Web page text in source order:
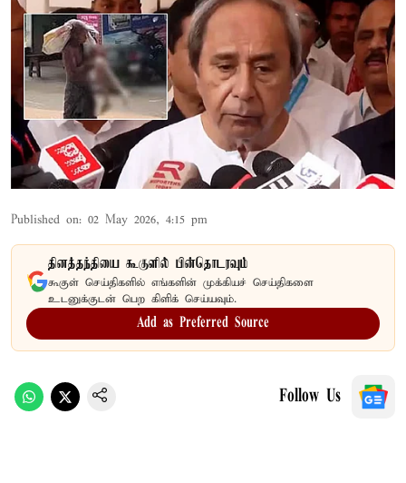
Published on: 02 May 2026, 4:15 pm
தினத்தந்தியை கூகுளில் பின்தொடரவும்
கூகுள் செய்திகளில் எங்களின் முக்கியச் செய்திகளை
உடனுக்குடன் பெற கிளிக் செய்யவும்.
Add as Preferred Source
Follow Us